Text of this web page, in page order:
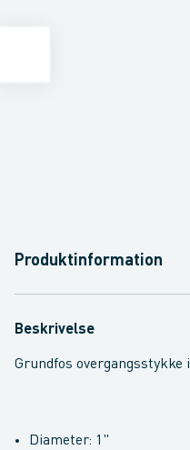
Produktinformation
Beskrivelse
Grundfos
Diameter: 1"